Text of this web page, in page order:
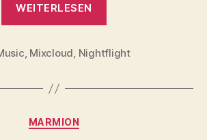
WEITERLESEN
(X-
#
, Mixcloud, Nightflight
Kategorien
MARMION